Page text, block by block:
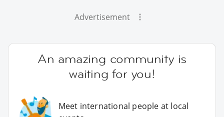
Advertisement
An amazing community is
waiting for you!
Meet international people at local